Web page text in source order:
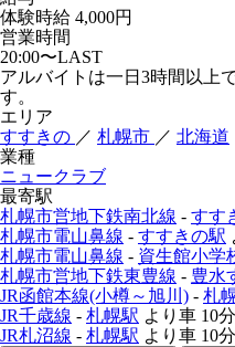
体験時給 4,000円
営業時間
20:00〜LAST
アルバイトは一日3時間以上
す。
エリア
すすきの ／ 札幌市 ／ 北海道
業種
ニュークラブ
最寄駅
札幌市営地下鉄南北線 - すす
札幌市電山鼻線 - すすきの駅
札幌市電山鼻線 - 資生館小学
札幌市営地下鉄東豊線 - 豊水
JR函館本線(小樽～旭川) - 札
JR千歳線 - 札幌駅 より車 10分
JR札沼線 - 札幌駅 より車 10分